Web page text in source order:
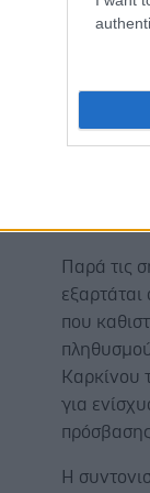
αυτές
Παρά τις
που
Καρκίνου
για
Η